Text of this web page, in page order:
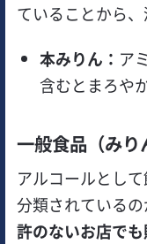
ていることから、
本みりん： ア
含むとまろや
一般食品（みり
アルコールとし
分類されている
許のないお店で